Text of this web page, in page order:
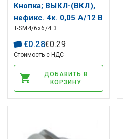
Кнопкa; ВЫКЛ-(ВКЛ),
нефикс. 4к. 0,05 А/12 В
постоянного тока
SPST-NO 6x6 мм для
поверхностного
монтажа; высота=4,3
мм
T-SM4/6x6/4.3
€0.28€0.29
Стоимость с НДС
ДОБАВИТЬ В
КОРЗИНУ